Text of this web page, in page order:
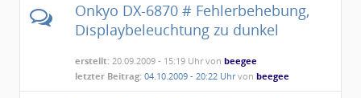
Onkyo DX-6870 # Fehlerbehebung,
Displaybeleuchtung zu dunkel
erstellt: 20.09.2009 - 15:19 Uhr vonbeegee
letzter Beitrag: 04.10.2009 - 20:22 Uhrvonbeegee